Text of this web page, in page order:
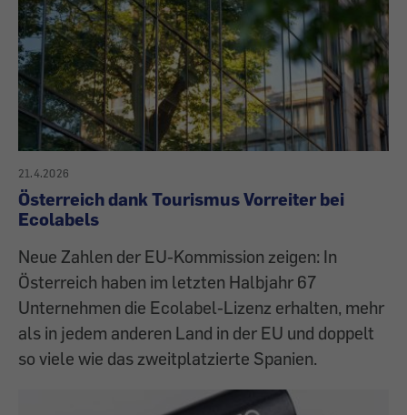
21.4.2026
Österreich dank Tourismus Vorreiter bei
Ecolabels
Neue Zahlen der EU-Kommission zeigen: In
Österreich haben im letzten Halbjahr 67
Unternehmen die Ecolabel-Lizenz erhalten, mehr
als in jedem anderen Land in der EU und doppelt
so viele wie das zweitplatzierte Spanien.